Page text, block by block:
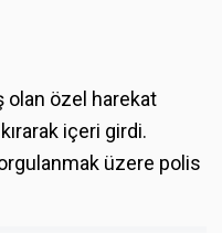
olan özel harekat
içeri girdi.
üzere polis